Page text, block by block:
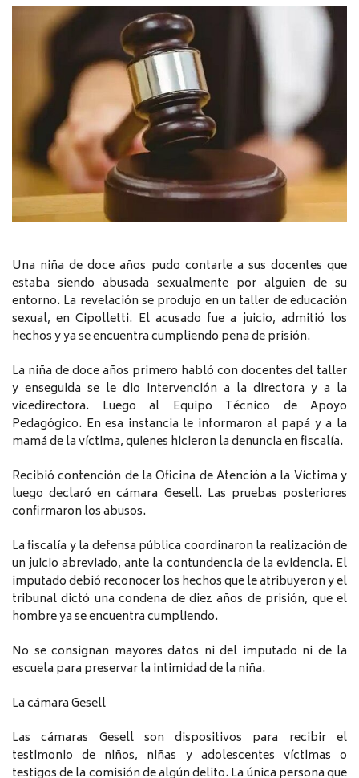
Una niña de doce años pudo contarle a sus docentes que
estaba siendo abusada sexualmente por alguien de su
entorno. La revelación se produjo en un taller de educación
sexual, en Cipolletti. El acusado fue a juicio, admitió los
hechos y ya se encuentra cumpliendo pena de prisión.
La niña de doce años primero habló con docentes del taller
y enseguida se le dio intervención a la directora y a la
vicedirectora. Luego al Equipo Técnico de Apoyo
Pedagógico. En esa instancia le informaron al papá y a la
mamá de la víctima, quienes hicieron la denuncia en fiscalía.
Recibió contención de la Oficina de Atención a la Víctima y
luego declaró en cámara Gesell. Las pruebas posteriores
confirmaron los abusos.
La fiscalía y la defensa pública coordinaron la realización de
un juicio abreviado, ante la contundencia de la evidencia. El
imputado debió reconocer los hechos que le atribuyeron y el
tribunal dictó una condena de diez años de prisión, que el
hombre ya se encuentra cumpliendo.
No se consignan mayores datos ni del imputado ni de la
escuela para preservar la intimidad de la niña.
La cámara Gesell
Las cámaras Gesell son dispositivos para recibir el
testimonio de niños, niñas y adolescentes víctimas o
testigos de la comisión de algún delito. La única persona que